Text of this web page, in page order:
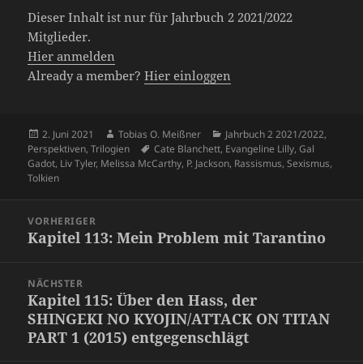
Dieser Inhalt ist nur für Jahrbuch 2 2021/2022
Mitglieder.
Hier anmelden
Already a member?Hier einloggen
Veröffentlicht
am
2. Juni 2021 Autor
Tobias O. Meißner Kategorien
Jahrbuch 2 2021/2022,
Perspektiven,Trilogien Schlagwörter
Cate Blanchett, Evangeline Lilly,Gal
Gadot, Liv Tyler, Melissa McCarthy, P. Jackson, Rassismus,Sexismus,
Tolkien
VORHERIGER
Vorheriger
Kapitel 113: Mein Problem mit Tarantino
NÄCHSTER
Nächster
Beitrag:
Kapitel 115: Über den Hass, der
SHINGEKI NO KYOJIN/ATTACK ON TITAN
PART 1 (2015) entgegenschlägt